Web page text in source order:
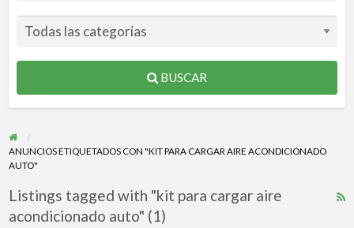
BUSCAR
ANUNCIOS ETIQUETADOS CON "KIT PARA CARGAR AIRE ACONDICIONADO
AUTO"
Listings tagged with "kit para cargar aire
acondicionado auto" (1)